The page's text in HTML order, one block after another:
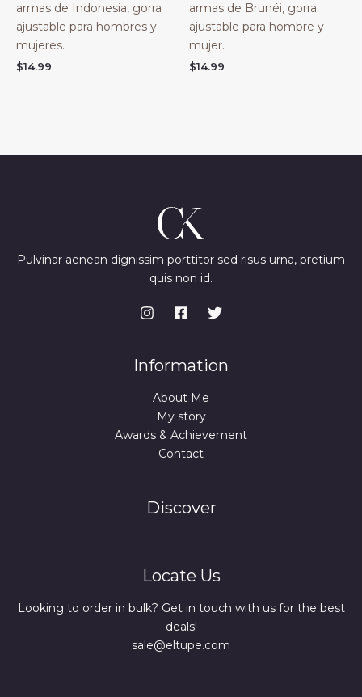
armas de Indonesia, gorra
ajustable para hombres y
mujeres.
$14.99
armas de Brunéi, gorra
ajustable para hombre y
mujer.
$14.99
Pulvinar aenean dignissim porttitor sed risus urna, pretium
quis non id.
Information
About Me
My story
Awards & Achievement
Contact
Discover
Locate Us
Looking to order in bulk? Get in touch with us for the best
deals!
sale@eltupe.com